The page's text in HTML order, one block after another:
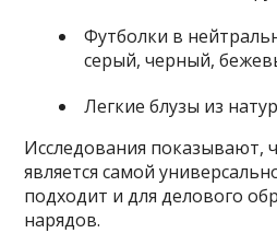
Футболки в
серый, черный,
Легкие блузы из
Исследования показывают,
является самой
подходит и для делового
нарядов.